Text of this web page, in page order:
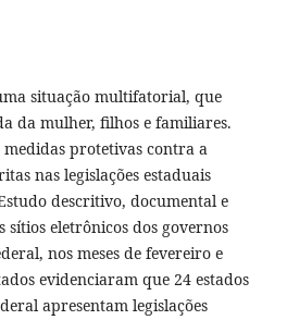
situação multifatorial, que
da mulher, filhos e familiares.
medidas protetivas contra a
nas legislações estaduais
descritivo, documental e
eletrônicos dos governos
nos meses de fevereiro e
evidenciaram que 24 estados
apresentam legislações